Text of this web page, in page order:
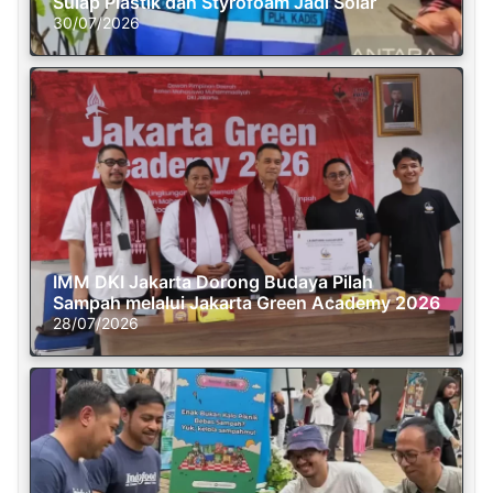
30/07/2026
IMM DKI Jakarta Dorong Budaya Pilah
Sampah melalui Jakarta Green Academy 2026
28/07/2026